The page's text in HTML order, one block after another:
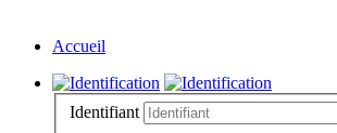
Accueil
Identifiant